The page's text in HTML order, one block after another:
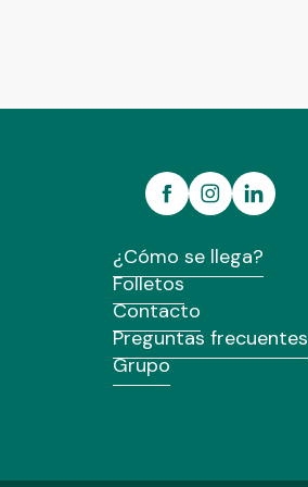
¿Cómo se llega?
Folletos
Contacto
Preguntas frecuentes
Grupo